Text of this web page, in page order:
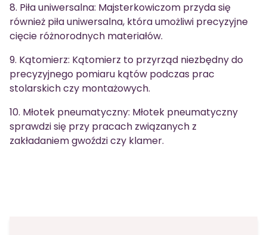
8. Piła uniwersalna: Majsterkowiczom przyda się
również piła uniwersalna, która umożliwi precyzyjne
cięcie różnorodnych materiałów.
9. Kątomierz: Kątomierz to przyrząd niezbędny do
precyzyjnego pomiaru kątów podczas prac
stolarskich czy montażowych.
10. Młotek pneumatyczny: Młotek pneumatyczny
sprawdzi się przy pracach związanych z
zakładaniem gwoździ czy klamer.